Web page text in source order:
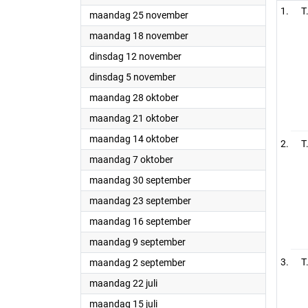
maandag 25 november2024
maandag 18 november2024
dinsdag 12 november2024
dinsdag 5 november2024
maandag 28 oktober2024
maandag 21 oktober2024
maandag 14 oktober2024
maandag 7 oktober2024
maandag 30 september2024
maandag 23 september2024
maandag 16 september2024
maandag 9 september2024
maandag 2 september2024
maandag 22 juli2024
maandag 15 juli2024